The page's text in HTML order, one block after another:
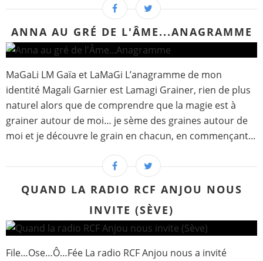
ANNA AU GRÉ DE L'ÂME...ANAGRAMME
MaGaLi LM Gaïa et LaMaGi L’anagramme de mon
identité Magali Garnier est Lamagi Grainer, rien de plus
naturel alors que de comprendre que la magie est à
grainer autour de moi… je sème des graines autour de
moi et je découvre le grain en chacun, en commençant...
QUAND LA RADIO RCF ANJOU NOUS
INVITE (SÈVE)
File…Ose…Ô…Fée La radio RCF Anjou nous a invité